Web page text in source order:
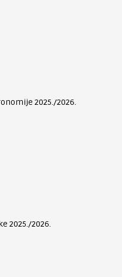
2025./2026.
2025./2026.